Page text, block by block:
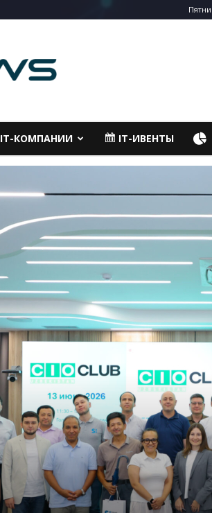
IT-КОМПАНИИ IT-ИВЕНТЫ